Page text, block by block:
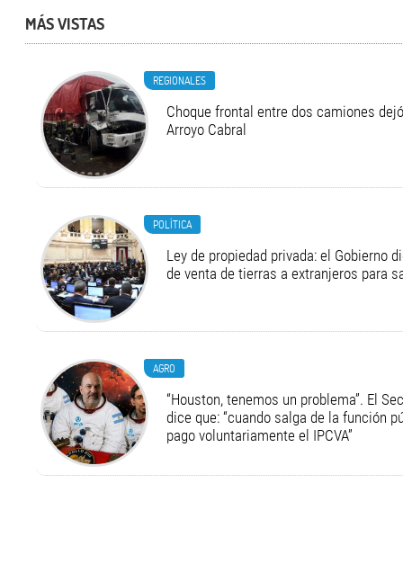
MÁS VISTAS
REGIONALES
Choque frontal entre dos camiones
Arroyo Cabral
POLÍTICA
Ley de propiedad privada: el Gobierno
de venta de tierras a extranjeros para
AGRO
“Houston, tenemos un problema”. El
dice que: “cuando salga de la función
pago voluntariamente el IPCVA”